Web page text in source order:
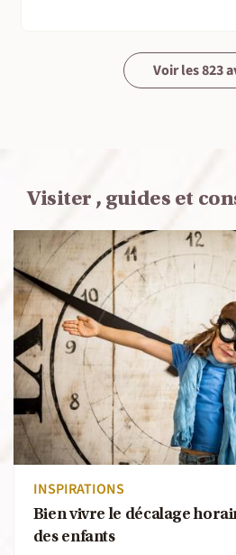
Voir les 823
Visiter , guides et
INSPIRATIONS
Bien vivre le décalage
des enfants